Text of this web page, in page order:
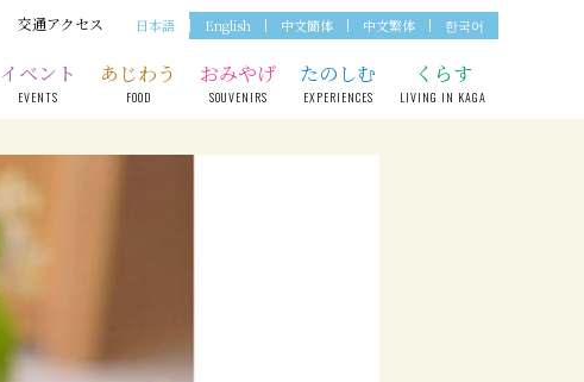
交通アクセス 日本語 English 中文簡体 中文繁体 한국어
イベント
EVENTS
あじわう
FOOD
おみやげ
SOUVENIRS
たのしむ
EXPERIENCES
くらす
LIVING IN KAGA